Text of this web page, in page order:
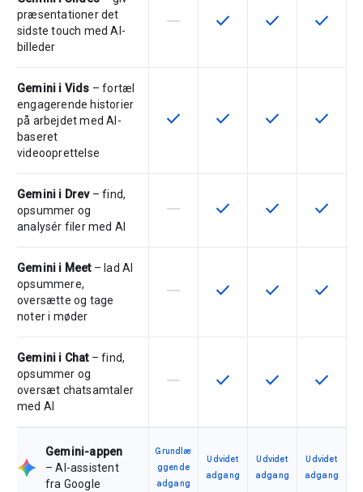
præsentationer det
sidste touch med AI-
billeder
Denne funktion understøttes ikke
horizontal_rule Denne funktion er
check Denne funktion
check Denne
check
Gemini i Vids – fortæl
engagerende historier
på arbejdet med AI-
baseret
videooprettelse
Denne funktion er tilgængelig for
check Denne funktion er
check Denne funktion
check Denne
check
Gemini i Drev– find,
opsummer og
analysér filer med AI
Denne funktion understøttes ikke
horizontal_rule Denne funktion er
check Denne funktion
check Denne
check
Gemini i Meet– lad AI
opsummere,
oversætte og tage
noter i møder
Denne funktion understøttes ikke
horizontal_rule Denne funktion er
check Denne funktion
check Denne
check
Gemini i Chat– find,
opsummer og
oversæt chatsamtaler
med AI
Denne funktion understøttes ikke
horizontal_rule Denne funktion er
check Denne funktion
check Denne
check
Gemini-appen
– AI-assistent
fra Google
Grundlæ
ggende
adgang
Udvidet
adgang
Udvidet
adgang
Udvidet
adgang